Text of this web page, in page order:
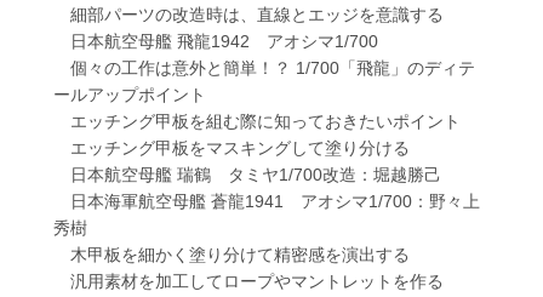
細部パーツの改造時は、直線とエッジを意識する
日本航空母艦 飛龍1942 アオシマ1/700
個々の工作は意外と簡単！？ 1/700「飛龍」のディテ
ールアップポイント
エッチング甲板を組む際に知っておきたいポイント
エッチング甲板をマスキングして塗り分ける
日本航空母艦 瑞鶴 タミヤ1/700改造：堀越勝己
日本海軍航空母艦 蒼龍1941 アオシマ1/700：野々上
秀樹
木甲板を細かく塗り分けて精密感を演出する
汎用素材を加工してロープやマントレットを作る